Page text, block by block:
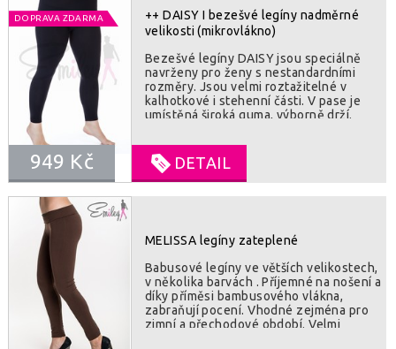
++ DAISY I bezešvé legíny nadměrné
velikosti (mikrovlákno)
Bezešvé legíny DAISY jsou speciálně
navrženy pro ženy s nestandardními
rozměry. Jsou velmi roztažitelné v
kalhotkové i stehenní části. V pase je
umístěná široká guma, výborně drží.
vhodné i jako spodní svršek pod
oblečení. Vzhledem k použitému
materiálu jsou téměř nezničitelné.
SLOZENI : 92% polyamide, 8% elastan
DOPRAVA ZDARMA
949 Kč DETAIL
MELISSA legíny zateplené
Babusové legíny ve větších velikostech,
v několika barvách . Příjemné na nošení a
díky příměsi bambusového vlákna,
zabraňují pocení. Vhodné zejména pro
zimní a přechodové období. Velmi